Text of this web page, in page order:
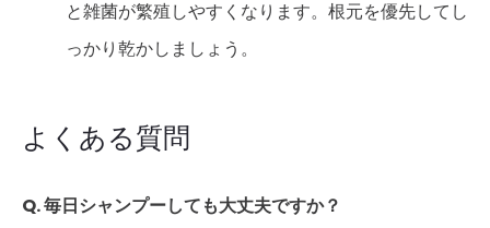
と雑菌が繁殖しやすくなります。根元を優先してし
っかり乾かしましょう。
よくある質問
Q. 毎日シャンプーしても大丈夫ですか？